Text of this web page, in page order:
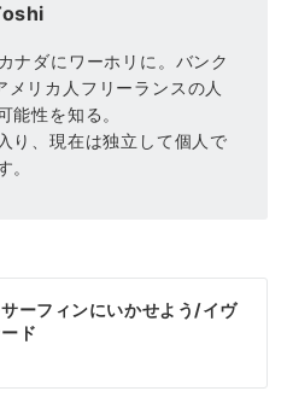
ナダにワーホリに。バンク
リカ人フリーランスの人
能性を知る。
り、現在は独立して個人で
。
サーフィンにいかせよう/イヴ
ド